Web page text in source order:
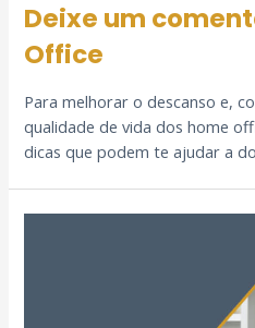
Deixe um
Office
Para melhorar o descanso e,
qualidade de vida dos home
dicas que podem te ajudar a